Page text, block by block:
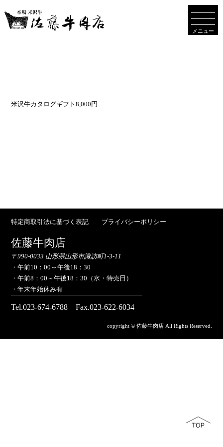
メニュー
米沢牛カタログギフト8,000円
特定商取引法に基づく表記 プライバシーポリシー
佐藤牛肉店
〒990-0033 山形県山形市諏訪町1-3-11
・午前10：00～午後18：30
・午前8：00～午後18：30（水・特売日）
・年末年始休み有
Tel.023-674-6788 Fax.023-622-6034
copyright © 佐藤牛肉店 All Rights Reserved.